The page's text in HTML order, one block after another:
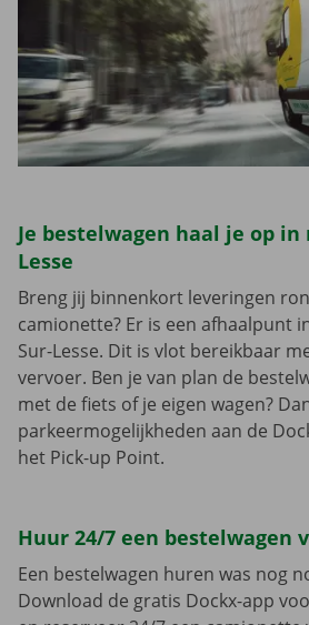
Je bestelwagen haal je op in
Lesse
Breng jij binnenkort leveringen
camionette? Er is een afhaalpunt
Sur-Lesse. Dit is vlot bereikbaar
vervoer. Ben je van plan de
met de fiets of je eigen wagen?
parkeermogelijkheden aan de
het Pick-up Point.
Huur 24/7 een bestelwagen
Een bestelwagen huren was nog
Download de gratis Dockx-app